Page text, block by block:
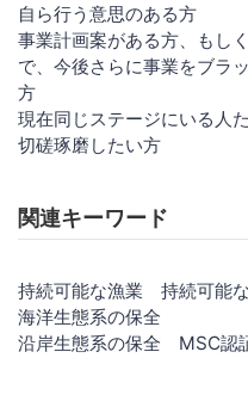
自ら行う意思のある方
事業計画案がある方、もし
で、今後さらに事業をブラ
方
現在同じステージにいる人
切磋琢磨したい方
関連キーワード
持続可能な漁業 持続可能
海洋生態系の保全
沿岸生態系の保全 MSC認